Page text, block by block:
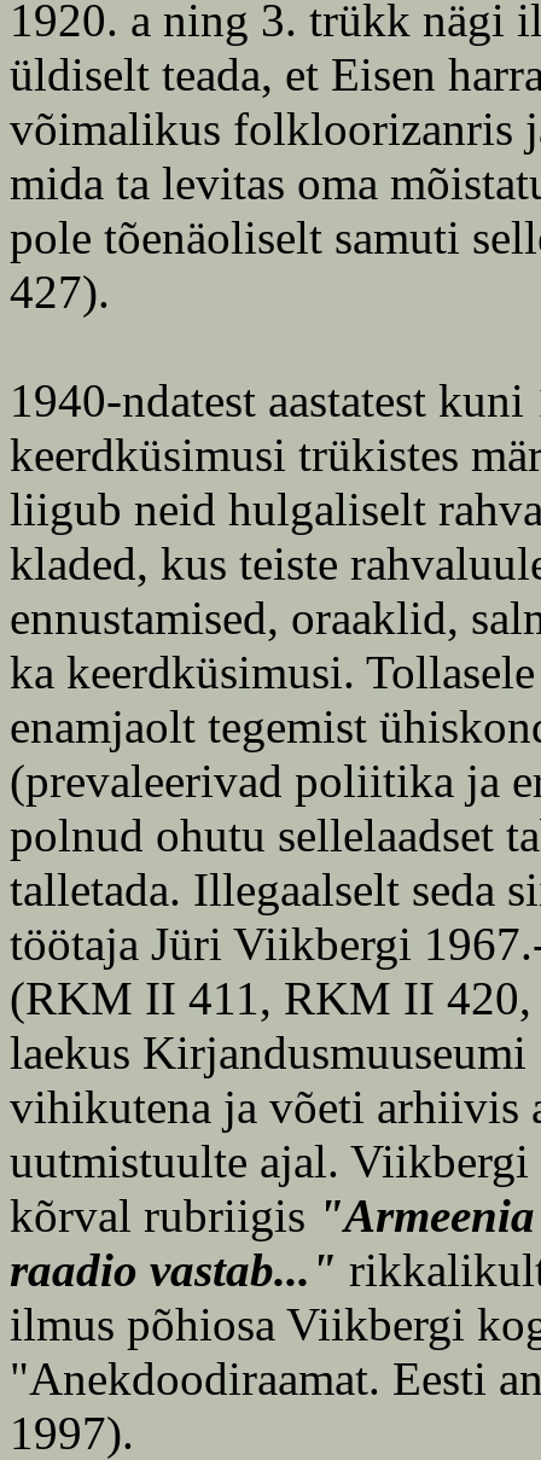
1920. a ning 3. trükk nägi
üldiselt teada, et Eisen
võimalikus folkloorizanris
mida ta levitas oma
pole tõenäoliselt samuti
427).
1940-ndatest aastatest
keerdküsimusi trükistes
liigub neid hulgaliselt
kladed, kus teiste
ennustamised, oraaklid,
ka keerdküsimusi.
enamjaolt tegemist
(prevaleerivad poliitika ja
polnud ohutu sellelaadset
talletada. Illegaalselt seda
töötaja Jüri Viikbergi
(RKM II 411, RKM II
laekus Kirjandusmuuseumi
vihikutena ja võeti arhiivis
uutmistuulte ajal. Viikbergi
kõrval rubriigis
raadio vastab..."
ilmus põhiosa Viikbergi
"Anekdoodiraamat. Eesti
1997).